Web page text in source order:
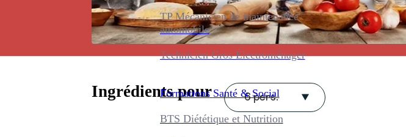
TP Mécanicien de maintenance
automobile
Technicien Gros Électroménager
Formations Santé & Social
BTS Diététique et Nutrition
Ingrédients pour 6 pers.